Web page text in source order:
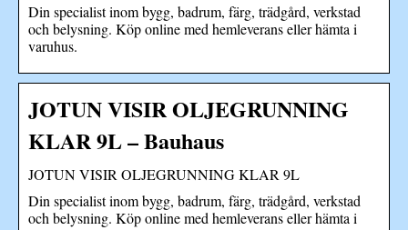
Din specialist inom bygg, badrum, färg, trädgård, verkstad
och belysning. Köp online med hemleverans eller hämta i
varuhus.
JOTUN VISIR OLJEGRUNNING
KLAR 9L – Bauhaus
JOTUN VISIR OLJEGRUNNING KLAR 9L
Din specialist inom bygg, badrum, färg, trädgård, verkstad
och belysning. Köp online med hemleverans eller hämta i